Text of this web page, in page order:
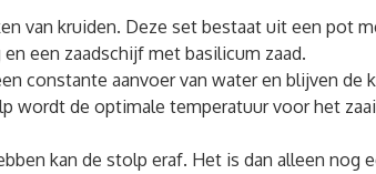
van kruiden. Deze set bestaat uit een pot
een zaadschijf met basilicum zaad.
constante aanvoer van water en blijven de
wordt de optimale temperatuur voor het
kan de stolp eraf. Het is dan alleen nog